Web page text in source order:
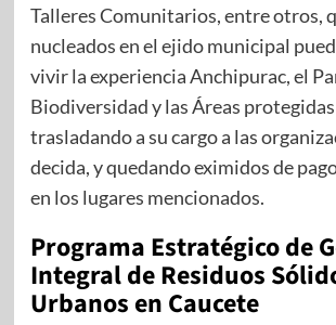
Talleres Comunitarios, entre otros,
nucleados en el ejido municipal
vivir la experiencia Anchipurac, el
Biodiversidad y las Áreas protegidas
trasladando a su cargo a las
decida, y quedando eximidos de
en los lugares mencionados.
Programa Estratégico de
Integral de Residuos
Urbanos en Caucete